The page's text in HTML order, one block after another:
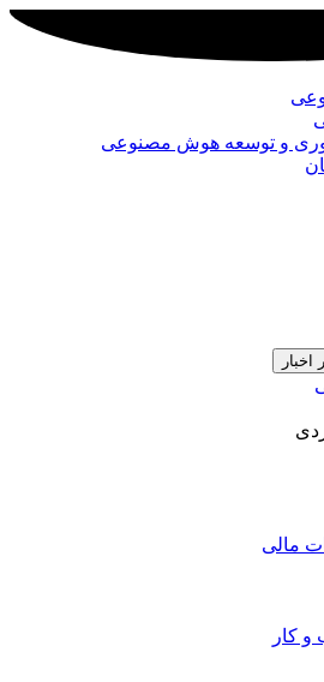
و توسعه هوش مصنوعی
مالی
کار